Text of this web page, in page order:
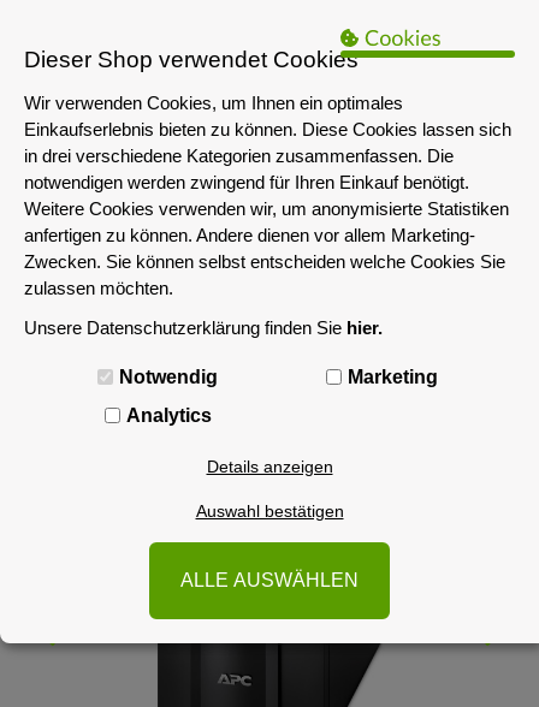
Das servershop-bayern.de Angebot richtet sich nur an
Unternehmen i.S.d. § 14 BGB sowie die öffentliche Hand. Ein Verkauf
an Privatpersonen ist nicht möglich.
MENÜ
Dieser Shop verwendet Cookies
Wir verwenden Cookies, um Ihnen ein optimales
Einkaufserlebnis bieten zu können. Diese Cookies lassen sich
in drei verschiedene Kategorien zusammenfassen. Die
notwendigen werden zwingend für Ihren Einkauf benötigt.
Weitere Cookies verwenden wir, um anonymisierte Statistiken
anfertigen zu können. Andere dienen vor allem Marketing-
Zwecken. Sie können selbst entscheiden welche Cookies Sie
zulassen möchten.
Unsere Datenschutzerklärung finden Sie hier.
Notwendig
Marketing
Analytics
Details anzeigen
Auswahl bestätigen
ALLE AUSWÄHLEN